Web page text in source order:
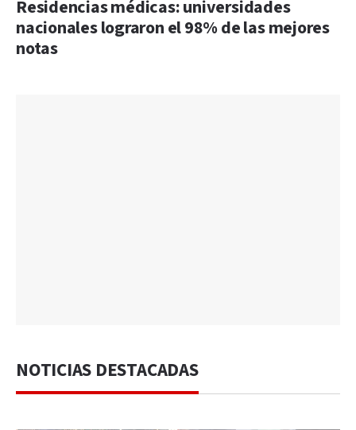
Residencias médicas: universidades
nacionales lograron el 98% de las mejores
notas
NOTICIAS DESTACADAS